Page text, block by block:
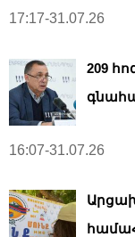
17:17-31.07.26
209
16:07-31.07.26